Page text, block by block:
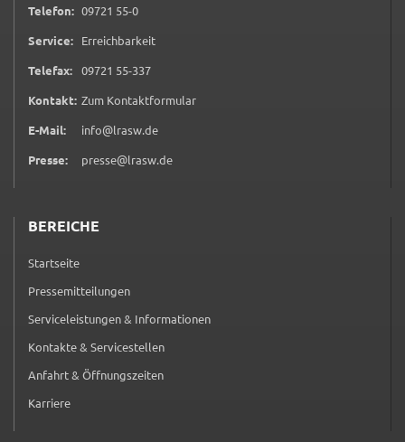
Telefon: 09721 55-00 9 7 2 1 5 5 0
Service: Erreichbarkeit
Telefax: 09721 55-3370 9 7 2 1 5 5 3 3 7
Kontakt: Zum Kontaktformular(öffnet in neuem Tab)
E-Mail:
info@lrasw.de
Presse:
presse@lrasw.de
BEREICHE
Startseite
Pressemitteilungen
Serviceleistungen & Informationen
Kontakte & Servicestellen
Anfahrt & Öffnungszeiten
Karriere